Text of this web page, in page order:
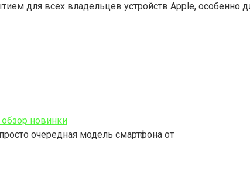
для всех владельцев устройств Apple, особенно
новинки
очередная модель смартфона от